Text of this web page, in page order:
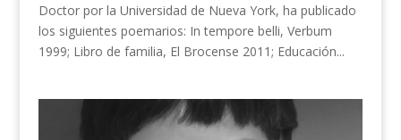
Doctor por la Universidad de Nueva York, ha publicado
los siguientes poemarios: In tempore belli, Verbum
1999; Libro de familia, El Brocense 2011; Educación...